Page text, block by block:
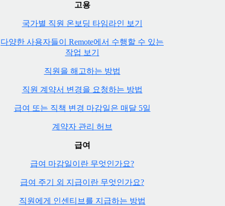
고용
국가별 직원 온보딩 타임라인 보기
다양한 사용자들이 Remote에서 수행할 수 있는
작업 보기
직원을 해고하는 방법
직원 계약서 변경을 요청하는 방법
급여 또는 직책 변경 마감일은 매달 5일
계약자 관리 허브
급여
급여 마감일이란 무엇인가요?
급여 주기 외 지급이란 무엇인가요?
직원에게 인센티브를 지급하는 방법